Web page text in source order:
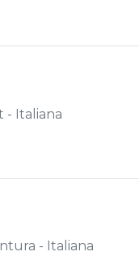
- Italiana
- Italiana